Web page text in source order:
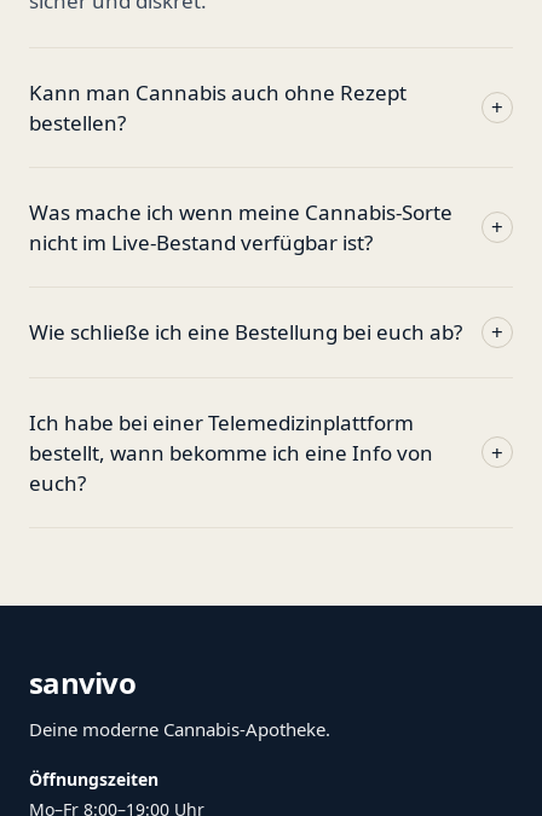
Kann man Cannabis auch ohne Rezept
bestellen?
+
Was mache ich wenn meine Cannabis-Sorte
nicht im Live-Bestand verfügbar ist?
+
Wie schließe ich eine Bestellung bei euch ab? +
Ich habe bei einer Telemedizinplattform
bestellt, wann bekomme ich eine Info von
euch?
+
sanvivo
Deine moderne Cannabis-Apotheke.
Öffnungszeiten
Mo–Fr 8:00–19:00 Uhr